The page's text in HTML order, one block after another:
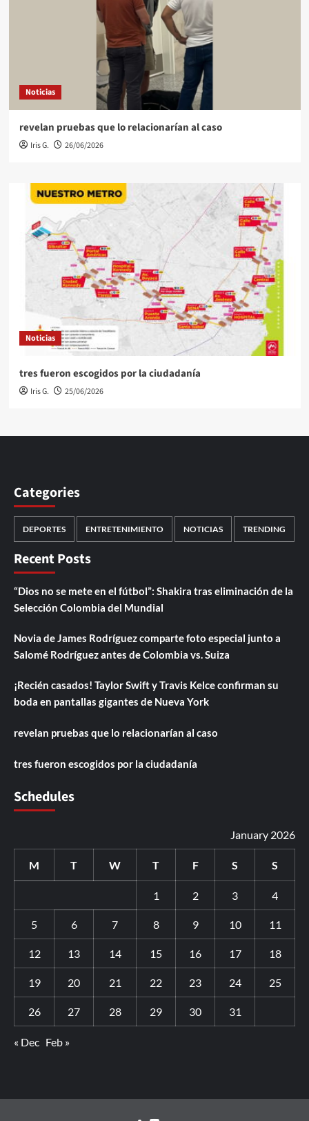
Noticias
revelan pruebas que lo relacionarían al caso
Iris G. 26/06/2026
Noticias
tres fueron escogidos por la ciudadanía
Iris G. 25/06/2026
Categories
DEPORTES ENTRETENIMIENTO NOTICIAS TRENDING
Recent Posts
“Dios no se mete en el fútbol”: Shakira tras eliminación de la
Selección Colombia del Mundial
Novia de James Rodríguez comparte foto especial junto a
Salomé Rodríguez antes de Colombia vs. Suiza
¡Recién casados! Taylor Swift y Travis Kelce confirman su
boda en pantallas gigantes de Nueva York
revelan pruebas que lo relacionarían al caso
tres fueron escogidos por la ciudadanía
Schedules
January 2026
M T W T F S S
1 2 3 4
5 6 7 8 9 10 11
12 13 14 15 16 17 18
19 20 21 22 23 24 25
26 27 28 29 30 31
« Dec Feb »